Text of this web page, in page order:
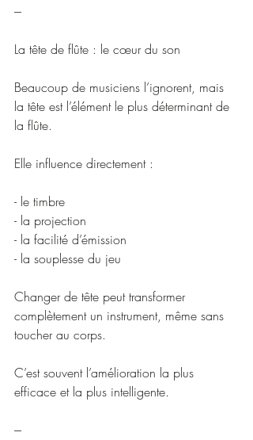
---
La tête de flûte : le cœur du son
Beaucoup de musiciens l’ignorent, mais
la tête est l’élément le plus déterminant de
la flûte.
Elle influence directement :
- le timbre
- la projection
- la facilité d’émission
- la souplesse du jeu
Changer de tête peut transformer
complètement un instrument, même sans
toucher au corps.
C’est souvent l’amélioration la plus
efficace et la plus intelligente.
---